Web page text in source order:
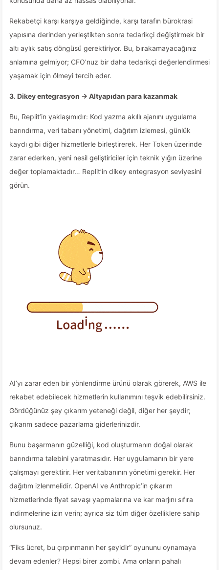
Rekabetçi karşı karşıya geldiğinde, karşı tarafın bürokrasi
yapısına derinden yerleştikten sonra tedarikçi değiştirmek bir
altı aylık satış döngüsü gerektiriyor. Bu, bırakamayacağınız
anlamına gelmiyor; CFO’nuz bir daha tedarikçi değerlendirmesi
yaşamak için ölmeyi tercih eder.
3. Dikey entegrasyon → Altyapıdan para kazanmak
Bu, Replit’in yaklaşımıdır: Kod yazma akıllı ajanını uygulama
barındırma, veri tabanı yönetimi, dağıtım izlemesi, günlük
kaydı gibi diğer hizmetlerle birleştirerek. Her Token üzerinde
zarar ederken, yeni nesil geliştiriciler için teknik yığın üzerine
değer toplamaktadır… Replit’in dikey entegrasyon seviyesini
görün.
AI’yı zarar eden bir yönlendirme ürünü olarak görerek, AWS ile
rekabet edebilecek hizmetlerin kullanımını teşvik edebilirsiniz.
Gördüğünüz şey çıkarım yeteneği değil, diğer her şeydir;
çıkarım sadece pazarlama giderlerinizdir.
Bunu başarmanın güzelliği, kod oluşturmanın doğal olarak
barındırma talebini yaratmasıdır. Her uygulamanın bir yere
çalışmayı gerektirir. Her veritabanının yönetimi gerekir. Her
dağıtım izlenmelidir. OpenAI ve Anthropic’in çıkarım
hizmetlerinde fiyat savaşı yapmalarına ve kar marjını sıfıra
indirmelerine izin verin; ayrıca siz tüm diğer özelliklere sahip
olursunuz.
“Fiks ücret, bu çırpınmanın her şeyidir” oyununu oynamaya
devam edenler? Hepsi birer zombi. Ama onların pahalı